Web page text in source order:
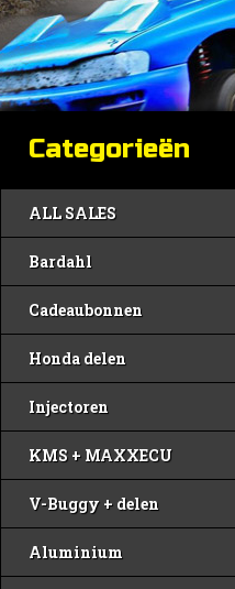
Categorieën
ALL SALES
Bardahl
Cadeaubonnen
Honda delen
Injectoren
KMS + MAXXECU
V-Buggy + delen
Aluminium